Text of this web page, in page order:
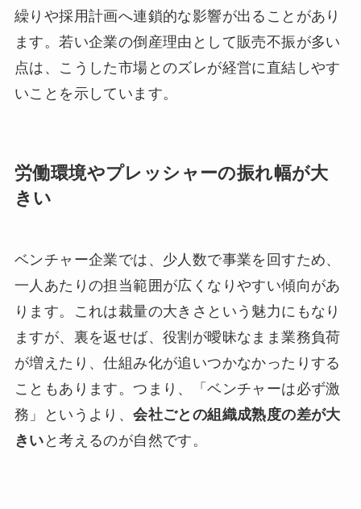
繰りや採用計画へ連鎖的な影響が出ることがあり
ます。若い企業の倒産理由として販売不振が多い
点は、こうした市場とのズレが経営に直結しやす
いことを示しています。
労働環境やプレッシャーの振れ幅が大
きい
ベンチャー企業では、少人数で事業を回すため、
一人あたりの担当範囲が広くなりやすい傾向があ
ります。これは裁量の大きさという魅力にもなり
ますが、裏を返せば、役割が曖昧なまま業務負荷
が増えたり、仕組み化が追いつかなかったりする
こともあります。つまり、「ベンチャーは必ず激
務」というより、会社ごとの組織成熟度の差が大
きい と考えるのが自然です。